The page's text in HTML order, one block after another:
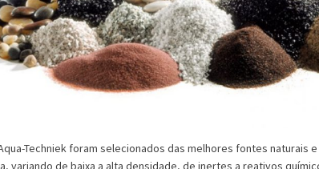
Techniek foram selecionados das melhores fontes naturais
variando de baixa a alta densidade, de inertes a reativos